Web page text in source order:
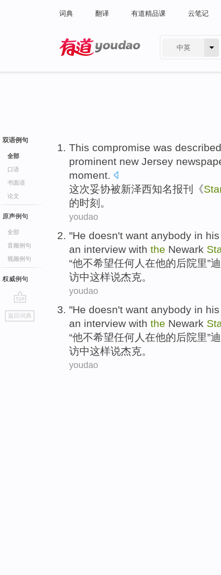
词典 翻译 有道精品课 云笔记
中英
双语例句
全部
口语
书面语
论文
原声例句
全部
音频例句
视频例句
权威例句
go
top
返回词典
This compromise was described
prominent new Jersey
moment.
这次妥协被新泽西知名报刊 《
的时刻。
youdao
"He doesn't want anybody in his
an interview with the Newark
“他不希望任何人 在他的后院里”迪
访中这样说杰克。
youdao
"He doesn't want anybody in his
an interview with the Newark
“他不希望任何人 在他的后院里”迪
访中这样说杰克 。
youdao